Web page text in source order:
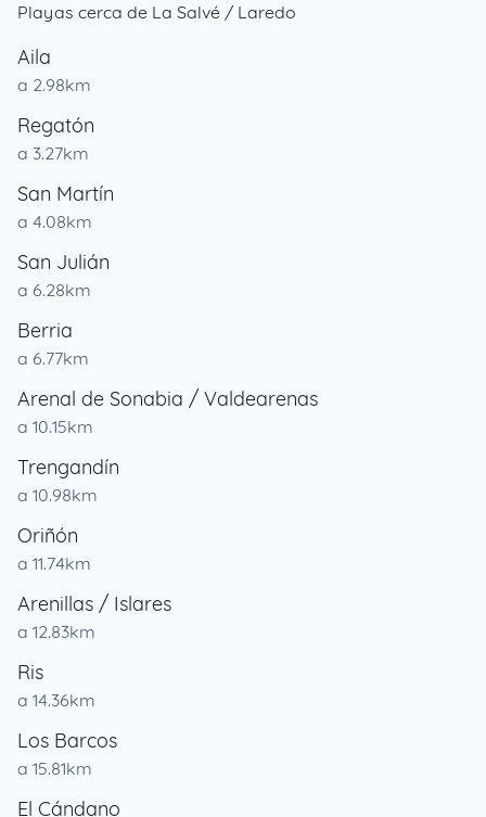
Playas cerca de La Salvé / Laredo
Aila
a 2.98km
Regatón
a 3.27km
San Martín
a 4.08km
San Julián
a 6.28km
Berria
a 6.77km
Arenal de Sonabia / Valdearenas
a 10.15km
Trengandín
a 10.98km
Oriñón
a 11.74km
Arenillas / Islares
a 12.83km
Ris
a 14.36km
Los Barcos
a 15.81km
El Cándano